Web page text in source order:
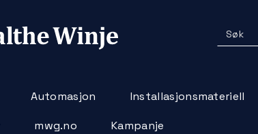
Automasjon Installasjonsmateriell
mwg.no Kampanje